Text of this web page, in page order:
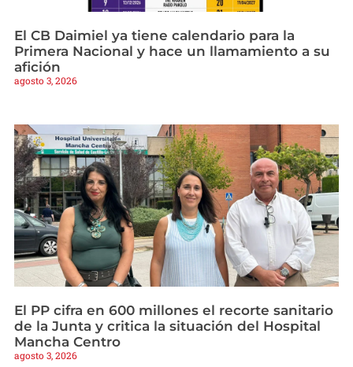
El CB Daimiel ya tiene calendario para la
Primera Nacional y hace un llamamiento a su
afición
agosto 3, 2026
El PP cifra en 600 millones el recorte sanitario
de la Junta y critica la situación del Hospital
Mancha Centro
agosto 3, 2026